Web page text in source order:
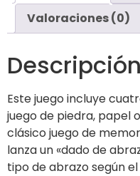
Valoraciones (0)
Descripción
Este juego incluye
juego de piedra, papel
clásico juego de
lanza un «dado de
tipo de abrazo según